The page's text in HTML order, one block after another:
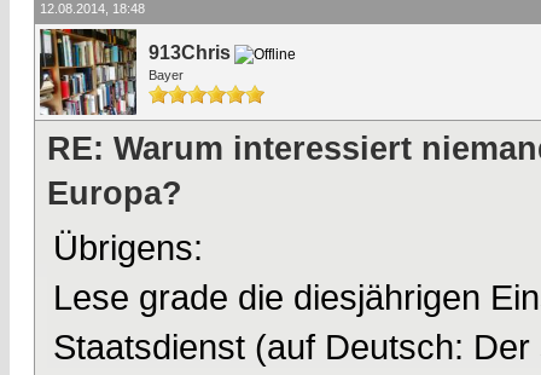
12.08.2014, 18:48
913Chris
Bayer
RE: Warum interessiert
Europa?
Übrigens:
Lese grade die diesjährigen
Staatsdienst (auf Deutsch: